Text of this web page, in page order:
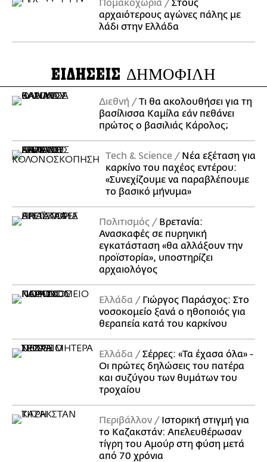
Πομακοχώρια
Στους
αρχαιότερους αγώνες πάλης με
λάδι στην Ελλάδα
ΕΙΔΗΣΕΙΣ ΔΗΜΟΦΙΛΗ
Διεθνή
Τι θα ακολουθήσει για τη
βασίλισσα Καμίλα εάν πεθάνει
πρώτος ο βασιλιάς Κάρολος;
Τech & Science
Νέα εξέταση για
καρκίνο του παχέος εντέρου:
«Συνεχίζουμε να παραβλέπουμε
το βασικό μήνυμα»
Πολιτισμός
Βρετανία:
Ανασκαφές σε πυρηνική
εγκατάσταση «θα αλλάξουν την
προϊστορία», υποστηρίζει
αρχαιολόγος
Ελλάδα
Γιώργος Παράσχος: Στο
νοσοκομείο ξανά ο ηθοποιός για
θεραπεία κατά του καρκίνου
Ελλάδα
Σέρρες: «Τα έχασα όλα» -
Οι πρώτες δηλώσεις του πατέρα
και συζύγου των θυμάτων του
τροχαίου
Περιβάλλον
Ιστορική στιγμή για
το Καζακστάν: Απελευθέρωσαν
τίγρη του Αμούρ στη φύση μετά
από 70 χρόνια